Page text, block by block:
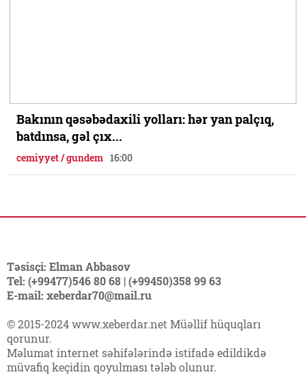
Bakının qəsəbədaxili yolları: hər yan palçıq,
batdınsa, gəl çıx...
cemiyyet / gundem 16:00
Təsisçi: Elman Abbasov
Tel: (+99477)546 80 68 | (+99450)358 99 63
E-mail: xeberdar70@mail.ru
© 2015-2024 www.xeberdar.net Müəllif hüquqları
qorunur.
Məlumat internet səhifələrində istifadə edildikdə
müvafiq keçidin qoyulması tələb olunur.